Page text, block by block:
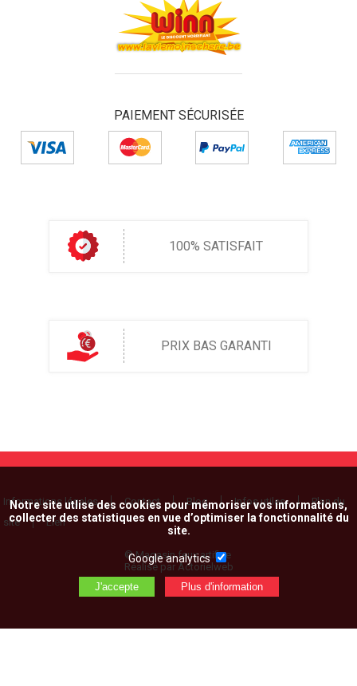
PAIEMENT SÉCURISÉE
100% SATISFAIT
PRIX BAS GARANTI
Informations légales Contact Blog Infos utiles
Plan du
site
Lien
© Magasin feux artifice
Réalisé par Actorielweb
Notre site utlise des cookies pour mémoriser vos informations,
collecter des statistiques en vue d’optimiser la fonctionnalité du
site.
Google analytics